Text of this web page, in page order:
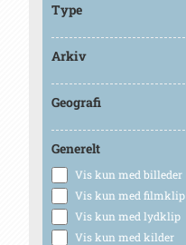
Type
Arkiv
Geografi
Generelt
Vis kun med billeder
Vis kun med filmklip
Vis kun med lydklip
Vis kun med kilder